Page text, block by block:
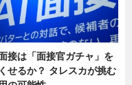
接は「面接官ガチャ」を
せるか？ タレスカが挑む